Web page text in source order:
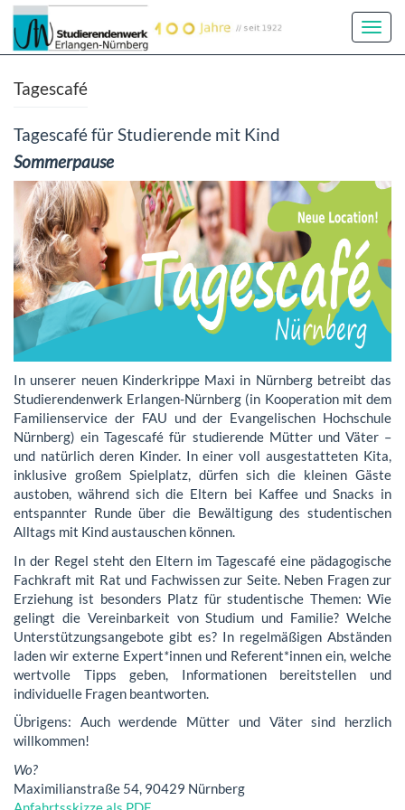
Tagescafé
Tagescafé für Studierende mit Kind
Sommerpause
In unserer neuen Kinderkrippe Maxi in Nürnberg betreibt das
Studierendenwerk Erlangen-Nürnberg (in Kooperation mit dem
Familienservice der FAU und der Evangelischen Hochschule
Nürnberg) ein Tagescafé für studierende Mütter und Väter –
und natürlich deren Kinder. In einer voll ausgestatteten Kita,
inklusive großem Spielplatz, dürfen sich die kleinen Gäste
austoben, während sich die Eltern bei Kaffee und Snacks in
entspannter Runde über die Bewältigung des studentischen
Alltags mit Kind austauschen können.
In der Regel steht den Eltern im Tagescafé eine pädagogische
Fachkraft mit Rat und Fachwissen zur Seite. Neben Fragen zur
Erziehung ist besonders Platz für studentische Themen: Wie
gelingt die Vereinbarkeit von Studium und Familie? Welche
Unterstützungsangebote gibt es? In regelmäßigen Abständen
laden wir externe Expert*innen und Referent*innen ein, welche
wertvolle Tipps geben, Informationen bereitstellen und
individuelle Fragen beantworten.
Übrigens: Auch werdende Mütter und Väter sind herzlich
willkommen!
Wo?
Maximilianstraße 54, 90429 Nürnberg